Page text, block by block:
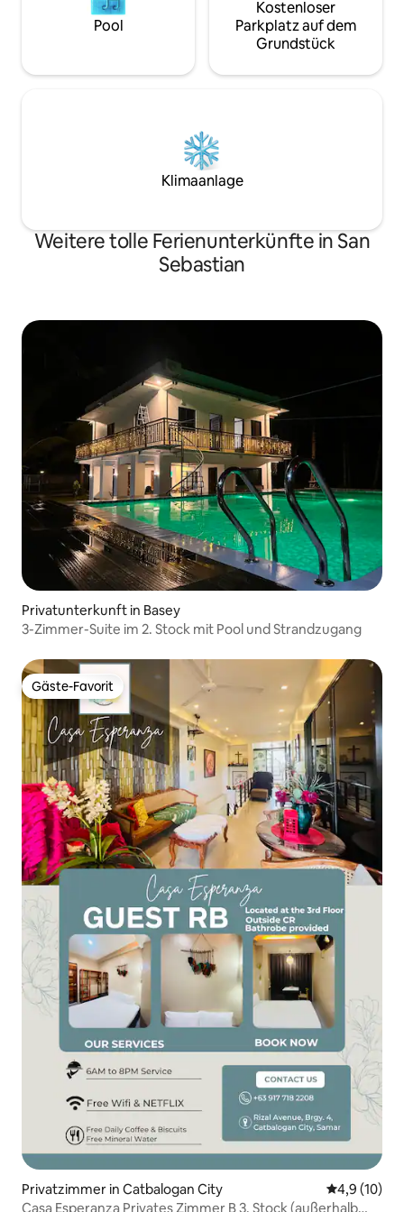
Pool
Kostenloser
Parkplatz auf dem
Grundstück
Klimaanlage
Weitere tolle Ferienunterkünfte in San
Sebastian
Privatunterkunft in Basey
3-Zimmer-Suite im 2. Stock mit Pool und Strandzugang
Gäste-Favorit
Gäste-Favorit
Privatzimmer in Catbalogan City
4,9 (10)
Casa Esperanza Privates Zimmer B 3. Stock (außerhalb